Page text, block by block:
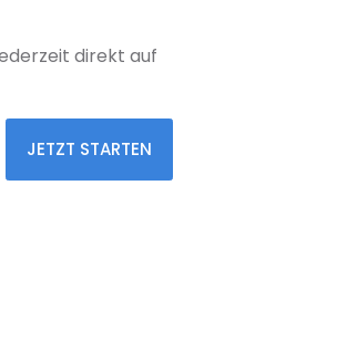
direkt auf
JETZT STARTEN